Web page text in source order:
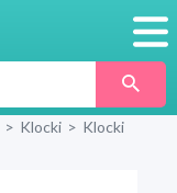
> Klocki > Klocki